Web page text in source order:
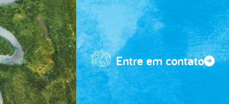
Entre em contato